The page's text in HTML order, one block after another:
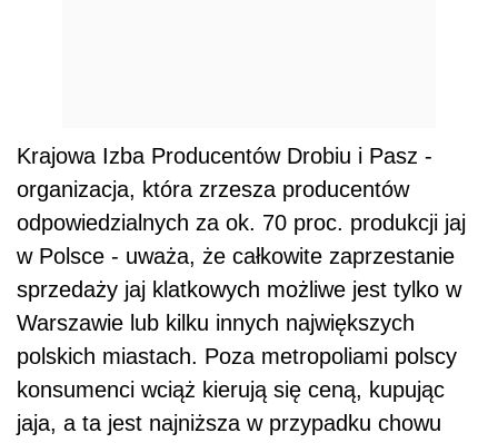
Krajowa Izba Producentów Drobiu i Pasz -
organizacja, która zrzesza producentów
odpowiedzialnych za ok. 70 proc. produkcji jaj
w Polsce - uważa, że całkowite zaprzestanie
sprzedaży jaj klatkowych możliwe jest tylko w
Warszawie lub kilku innych największych
polskich miastach. Poza metropoliami polscy
konsumenci wciąż kierują się ceną, kupując
jaja, a ta jest najniższa w przypadku chowu